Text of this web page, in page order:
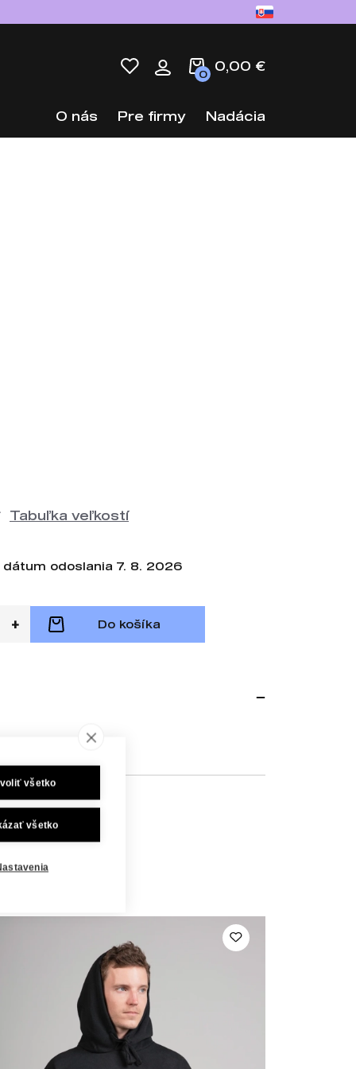
0
0,00 €
O nás Pre firmy Nadácia
Tabuľka veľkostí
dátum odoslania 7. 8. 2026
Do košíka
všetko
všetko